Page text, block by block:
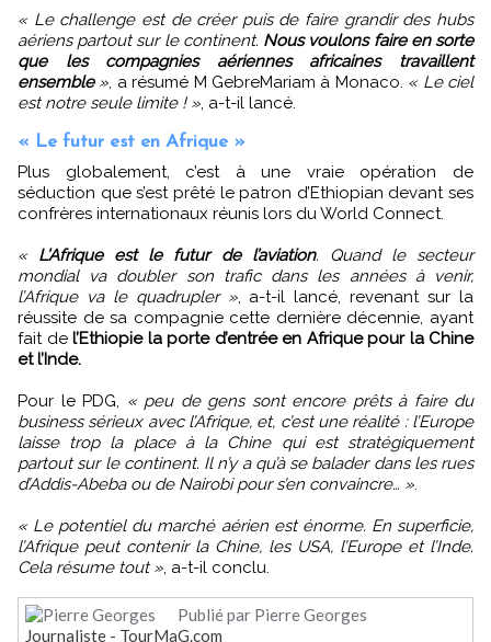
« Le challenge est de créer puis de faire grandir des hubs
aériens partout sur le continent. Nous voulons faire en sorte
que les compagnies aériennes africaines travaillent
ensemble», a résumé M GebreMariam à Monaco. « Le ciel
est notre seule limite ! », a-t-il lancé.
« Le futur est en Afrique »
Plus globalement, c’est à une vraie opération de
séduction que s’est prêté le patron d’Ethiopian devant ses
confrères internationaux réunis lors du World Connect.
« L’Afrique est le futur de l’aviation. Quand le secteur
mondial va doubler son trafic dans les années à venir,
l’Afrique va le quadrupler », a-t-il lancé, revenant sur la
réussite de sa compagnie cette dernière décennie, ayant
fait de l’Ethiopie la porte d’entrée en Afrique pour la Chine
et l’Inde.
Pour le PDG, « peu de gens sont encore prêts à faire du
business sérieux avec l’Afrique, et, c’est une réalité : l’Europe
laisse trop la place à la Chine qui est stratégiquement
partout sur le continent. Il n’y a qu’à se balader dans les rues
d’Addis-Abeba ou de Nairobi pour s’en convaincre… ».
« Le potentiel du marché aérien est énorme. En superficie,
l’Afrique peut contenir la Chine, les USA, l’Europe et l’Inde.
Cela résume tout », a-t-il conclu.
Publié par Pierre Georges
Journaliste - TourMaG.com